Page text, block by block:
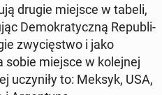
drugie miejsce w tabeli,
De­mo­kra­tycz­ną Re­pu­bli­
zwy­cię­stwo i jako
sobie miejsce w ko­lej­nej
uczy­ni­ły to: Meksyk, USA,